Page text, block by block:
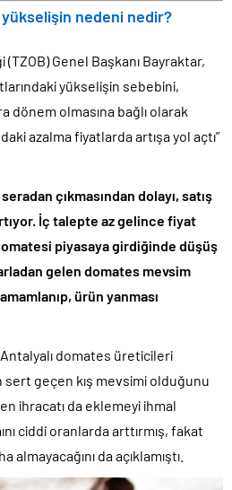
nedeni nedir?
(TZOB) Genel Başkanı Bayraktar,
yükselişin sebebini,
dönem olmasına bağlı olarak
azalma fiyatlarda artışa yol açtı”
çıkmasından dolayı, satış
İç talepte az gelince fiyat
piyasaya girdiğinde düşüş
gelen domates mevsim
ürün yanması
Antalyalı domates üreticileri
sert geçen kış mevsimi olduğunu
ihracatı da eklemeyi ihmal
ciddi oranlarda arttırmış, fakat
almayacağını da açıklamıştı.